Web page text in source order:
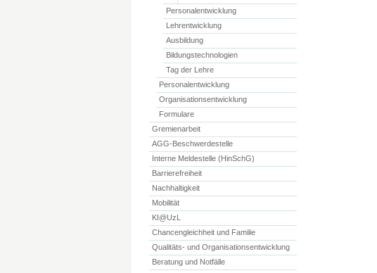
Personalentwicklung
Lehrentwicklung
Ausbildung
Bildungstechnologien
Tag der Lehre
Personalentwicklung
Organisationsentwicklung
Formulare
Gremienarbeit
AGG-Beschwerdestelle
Interne Meldestelle (HinSchG)
Barrierefreiheit
Nachhaltigkeit
Mobilität
KI@UzL
Chancengleichheit und Familie
Qualitäts- und Organisationsentwicklung
Beratung und Notfälle